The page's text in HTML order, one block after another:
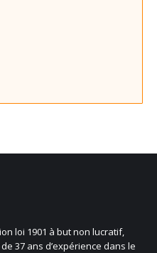
loi 1901 à but non lucratif,
37 ans d’expérience dans le